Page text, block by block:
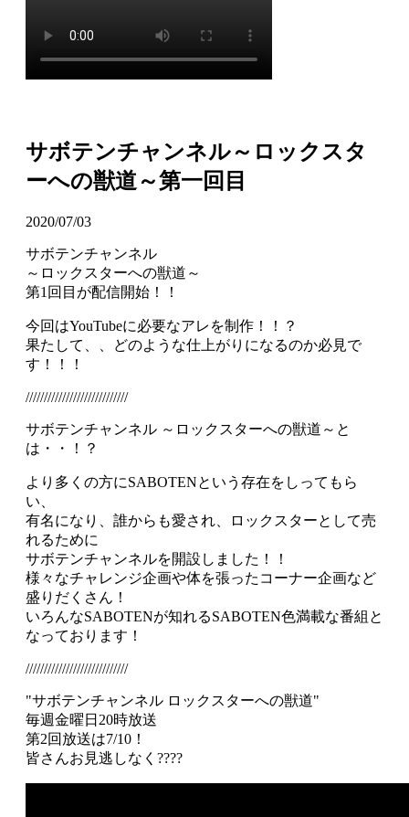
サボテンチャンネル～ロックスタ
ーへの獣道～第一回目
2020/07/03
サボテンチャンネル
～ロックスターへの獣道～
第1回目が配信開始！！
今回はYouTubeに必要なアレを制作！！？
果たして、、どのような仕上がりになるのか必見で
す！！！
////////////////////////////
サボテンチャンネル ～ロックスターへの獣道～と
は・・！？
より多くの方にSABOTENという存在をしってもら
い、
有名になり、誰からも愛され、ロックスターとして売
れるために
サボテンチャンネルを開設しました！！
様々なチャレンジ企画や体を張ったコーナー企画など
盛りだくさん！
いろんなSABOTENが知れるSABOTEN色満載な番組と
なっております！
////////////////////////////
"サボテンチャンネル ロックスターへの獣道"
毎週金曜日20時放送
第2回放送は7/10！
皆さんお見逃しなく????